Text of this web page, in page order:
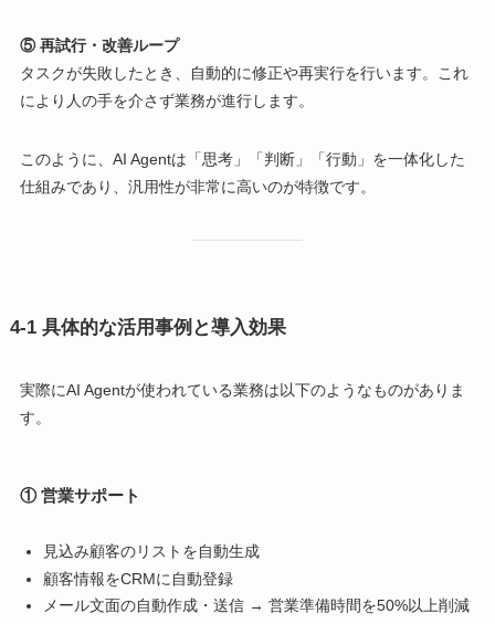
⑤ 再試行・改善ループ
タスクが失敗したとき、自動的に修正や再実行を行います。これ
により人の手を介さず業務が進行します。
このように、AI Agentは「思考」「判断」「行動」を一体化した
仕組みであり、汎用性が非常に高いのが特徴です。
4-1 具体的な活用事例と導入効果
実際にAI Agentが使われている業務は以下のようなものがありま
す。
① 営業サポート
見込み顧客のリストを自動生成
顧客情報をCRMに自動登録
メール文面の自動作成・送信 → 営業準備時間を50%以上削減